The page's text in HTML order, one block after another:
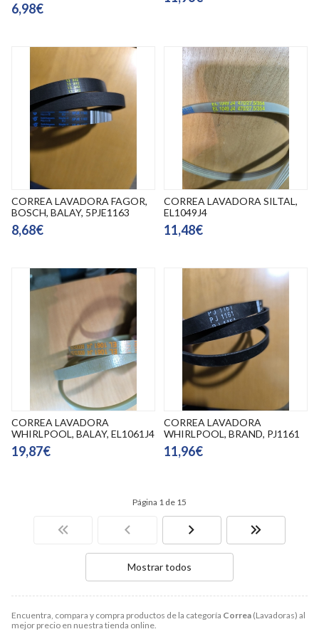
Encuentra, compara y compra productos de la categoría Correa (Lavadoras) al
mejor precio en nuestra tienda online.
6,98€
CORREA LAVADORA FAGOR,
BOSCH, BALAY, 5PJE1163
8,68€
CORREA LAVADORA SILTAL,
EL1049J4
11,48€
CORREA LAVADORA
WHIRLPOOL, BALAY, EL1061J4
19,87€
CORREA LAVADORA
WHIRLPOOL, BRAND, PJ1161
11,96€
Página 1 de 15
Mostrar todos